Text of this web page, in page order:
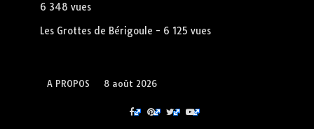
6 348 vues
Les Grottes de Bérigoule - 6 125 vues
A PROPOS 8 août 2026